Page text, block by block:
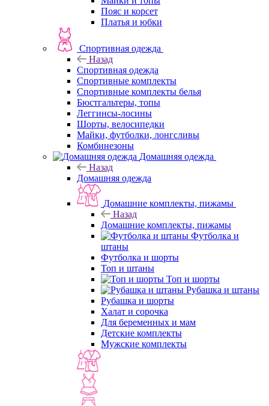
Пояс и корсет
Платья и юбки
Спортивная одежда
Назад
Спортивная одежда
Спортивные комплекты
Спортивные комплекты белья
Бюстгальтеры, топы
Леггинсы-лосины
Шорты, велосипедки
Майки, футболки, лонгсливы
Комбинезоны
Домашняя одежда
Назад
Домашняя одежда
Домашние комплекты, пижамы
Назад
Домашние комплекты, пижамы
Футболка и
штаны
Футболка и шорты
Топ и штаны
Топ и шорты
Рубашка и штаны
Рубашка и шорты
Халат и сорочка
Для беременных и мам
Детские комплекты
Мужские комплекты